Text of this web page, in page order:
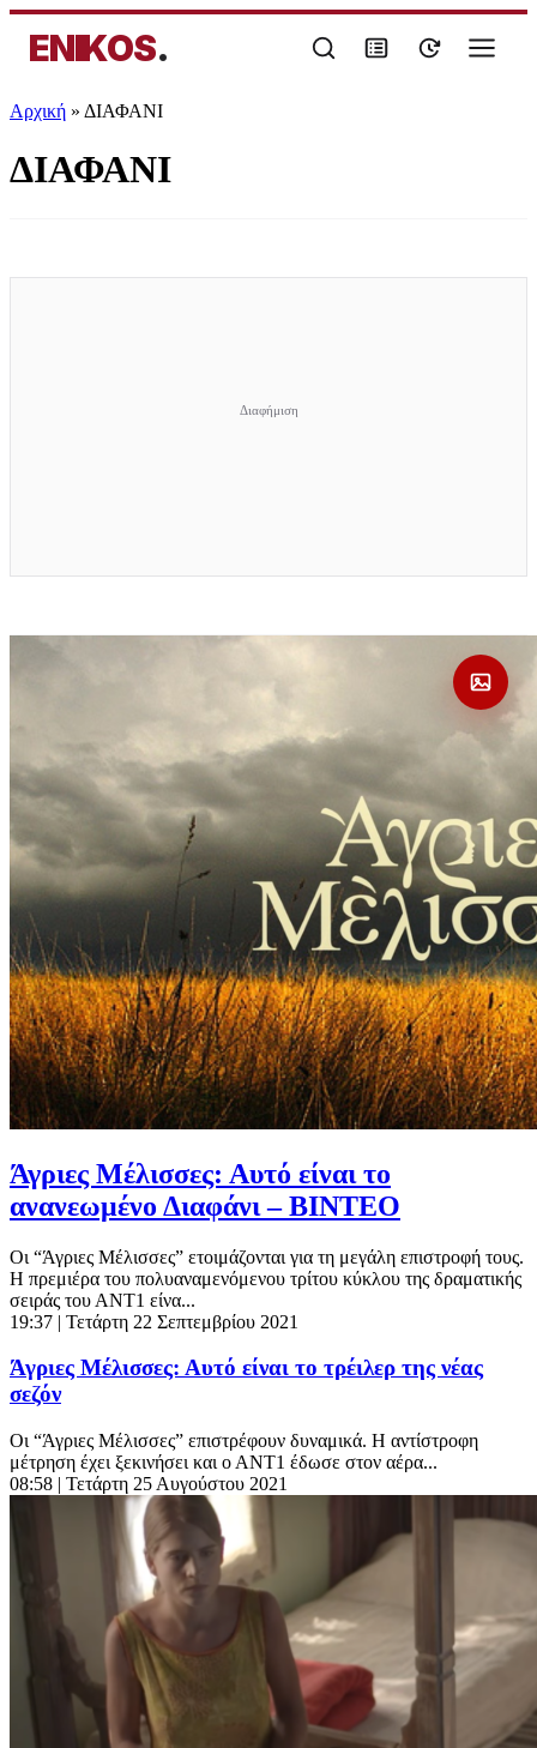
ENIKOS.
Αρχική » ΔΙΑΦΑΝΙ
ΔΙΑΦΑΝΙ
Άγριες Μέλισσες: Αυτό είναι το
ανανεωμένο Διαφάνι – ΒΙΝΤΕΟ
Οι “Άγριες Μέλισσες” ετοιμάζονται για τη μεγάλη επιστροφή τους.
Η πρεμιέρα του πολυαναμενόμενου τρίτου κύκλου της δραματικής
σειράς του ΑΝΤ1 είνα...
19:37 | Τετάρτη 22 Σεπτεμβρίου 2021
Άγριες Μέλισσες: Αυτό είναι το τρέιλερ της νέας
σεζόν
Οι “Άγριες Μέλισσες” επιστρέφουν δυναμικά. Η αντίστροφη
μέτρηση έχει ξεκινήσει και ο ΑΝΤ1 έδωσε στον αέρα...
08:58 | Τετάρτη 25 Αυγούστου 2021